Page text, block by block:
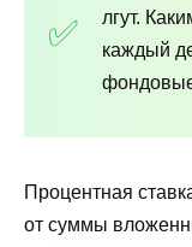
лгут.
каждый
Процентная
от суммы